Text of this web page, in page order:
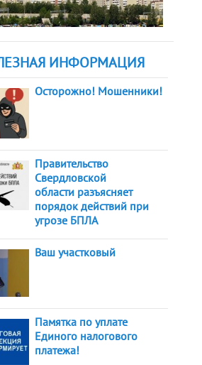
ИНФОРМАЦИЯ
Осторожно! Мошенники!
Правительство
Свердловской
области разъясняет
порядок действий при
угрозе БПЛА
Ваш участковый
Памятка по уплате
Единого налогового
платежа!